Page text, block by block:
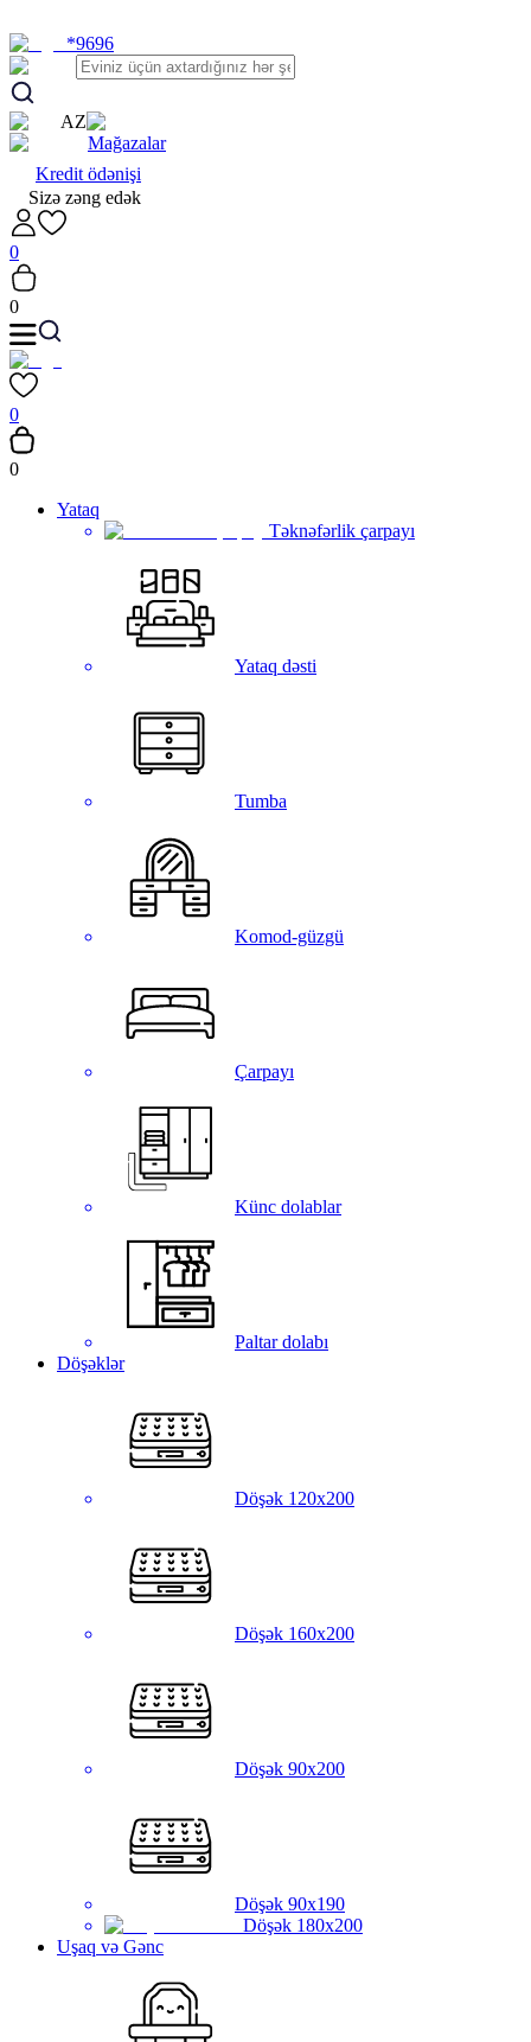
*9696
AZ
Mağazalar
Kredit ödənişi
Sizə zəng edək
0
0
0
0
Yataq
Təknəfərlik çarpayı
Yataq dəsti
Tumba
Komod-güzgü
Çarpayı
Künc dolablar
Paltar dolabı
Döşəklər
Döşək 120x200
Döşək 160x200
Döşək 90x200
Döşək 90x190
Döşək 180x200
Uşaq və Gənc